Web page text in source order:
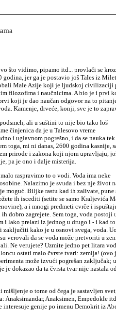
što vidimo, pipamo itd... provlači se
godina, jer ga je postavio još Tales iz
Male Azije koji je ljudskoj civilizaciji
filozofima i naučnicima. A bio je i prvi
koji je dao naučan odgovor na to
Kamenje, drveće, konji, sve je to
ali u suštini to nije bio tako loš
činjenica da je u Talesovo vreme
i uglavnom pogrešno, i da se nauka tek
toga, mi ni danas, 2600 godina kasnije,
prirode i zakona koji njom upravljaju,
pa je ono i dalje misterija.
raspravimo to o vodi. Voda ima neke
Nalazimo je svuda i bez nje život
moguć. Biljke rastu kad ih zalivate, pune
ih iscediti (setite se samo Kraljevića
a i mnogi predmeti cvrče i
dobro zagrejete. Sem toga, voda postoji
i lako prelazi iz jednog u drugo i - i kad
zaključiti kako je u osnovi svega, voda.
verovali da se voda može pretvoriti u
Ne verujete? Uzmite jedno pet litara
ostati malo čvrste tvari: zemlja! (ovo
može izvući pogrešan zaključak;
je dokazao da ta čvrsta tvar nije nastala
o tome od čega je sastavljen svet,
Anaksimandar, Anaksimen, Empedokle
interesuje genije po imenu Demokrit iz